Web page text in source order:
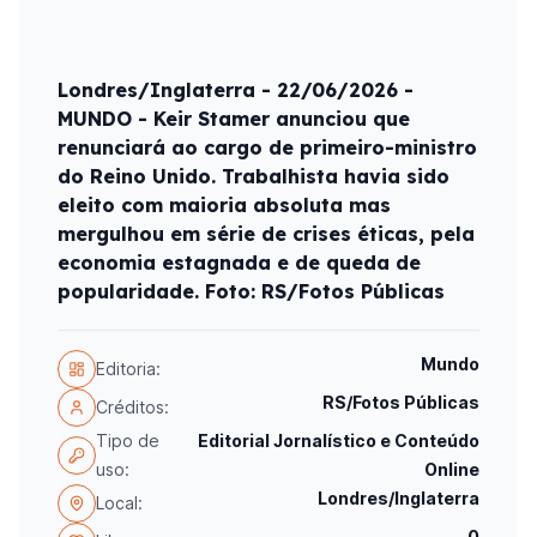
Londres/Inglaterra - 22/06/2026 -
MUNDO - Keir Stamer anunciou que
renunciará ao cargo de primeiro-ministro
do Reino Unido. Trabalhista havia sido
eleito com maioria absoluta mas
mergulhou em série de crises éticas, pela
economia estagnada e de queda de
popularidade. Foto: RS/Fotos Públicas
Editoria: Mundo
Créditos:
RS/Fotos Públicas
Tipo de
uso:
Editorial Jornalístico e Conteúdo
Online
Local:
Londres/Inglaterra